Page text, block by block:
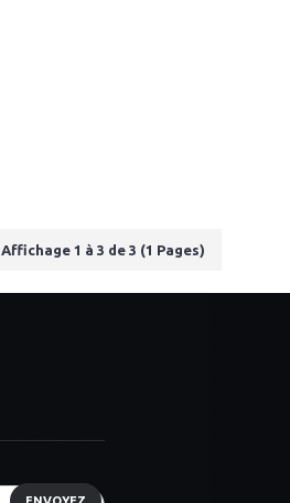
Affichage 1 à 3 de 3 (1 Pages)